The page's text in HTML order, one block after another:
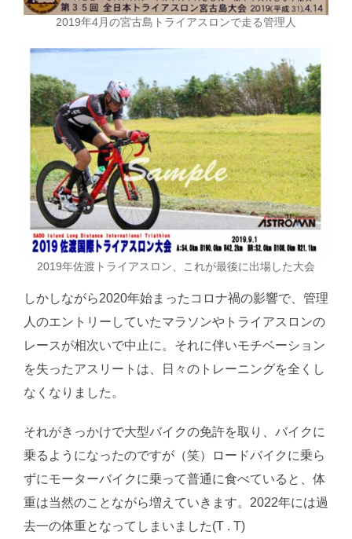
2019年4月の宮古島トライアスロンで走る管理人
2019年佐渡トライアスロン、これが最後に出場した大会
しかしながら2020年始まったコロナ禍の影響で、管理
人のエントリーしていたマラソンやトライアスロンの
レースが相次いで中止に。それに伴いモチベーション
を失ったアスリートは、日々のトレーニングを全くし
なくなりました。
それがきっかけで大型バイクの免許を取り、バイクに
乗るようになったのですが（笑）ロードバイクに乗ら
ずにモーターバイクに乗って普通に食べていると、体
重は当然のことながら増えていきます。2022年には過
去一の体重となってしまいました(T . T)